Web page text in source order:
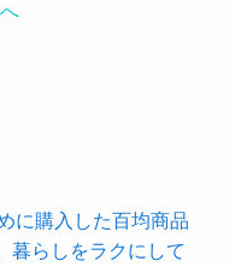
に購入した百均商品
暮らしをラクにして